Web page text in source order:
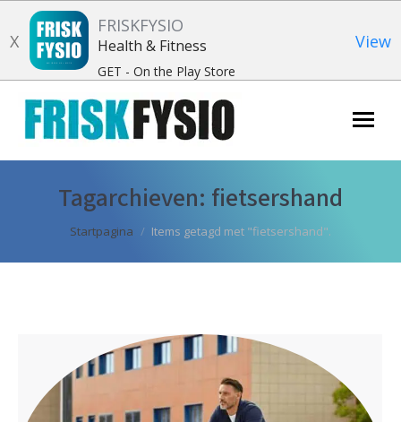
X
FRISKFYSIO
Health & Fitness
GET - On the Play Store
View
Tagarchieven: fietsershand
Je bent hier:
Startpagina Items getagd met "fietsershand".